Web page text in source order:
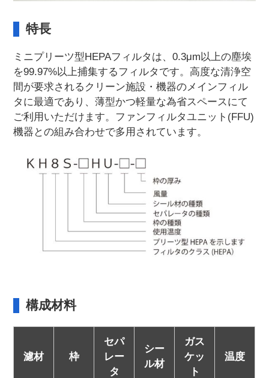
特長
ミニプリーツ型HEPAフィルタは、0.3μm以上の塵埃
を99.97%以上捕集するフィルタです。高度な清浄空
間が要求されるクリーン施設・機器のメインフィル
タに最適であり、薄型かつ軽量な為省スペースにて
ご利用いただけます。ファンフィルタユニット(FFU)
機器との組み合わせで多用されています。
構成材料
濾材 枠
セパ
レー
タ
シー
ル材
ガス
ケッ
ト
温度